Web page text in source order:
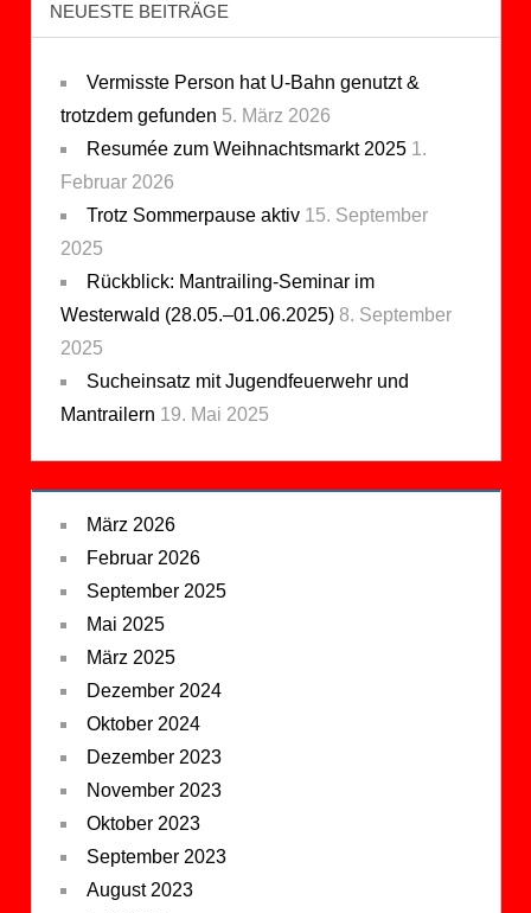
NEUESTE BEITRÄGE
Vermisste Person hat U-Bahn genutzt &
trotzdem gefunden 5. März 2026
Resumée zum Weihnachtsmarkt 2025 1.
Februar 2026
Trotz Sommerpause aktiv 15. September
2025
Rückblick: Mantrailing-Seminar im
Westerwald (28.05.–01.06.2025) 8. September
2025
Sucheinsatz mit Jugendfeuerwehr und
Mantrailern 19. Mai 2025
März 2026
Februar 2026
September 2025
Mai 2025
März 2025
Dezember 2024
Oktober 2024
Dezember 2023
November 2023
Oktober 2023
September 2023
August 2023